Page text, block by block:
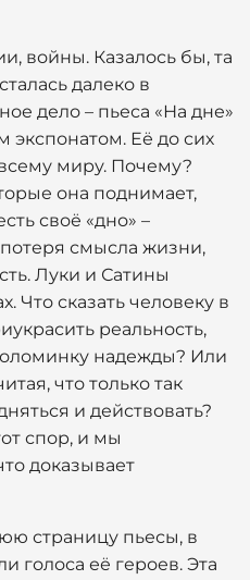
войны. Казалось бы, та
далеко в
дело – пьеса «На дне»
экспонатом. Её до сих
миру. Почему?
она поднимает,
своё «дно» –
смысла жизни,
Луки и Сатины
Что сказать человеку в
реальность,
надежды? Или
что только так
и действовать?
спор, и мы
доказывает
страницу пьесы, в
голоса её героев. Эта